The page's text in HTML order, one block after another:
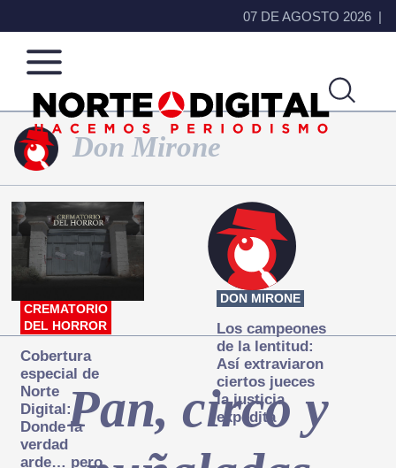
07 DE AGOSTO 2026
Norte
de
Ciudad
Juárez
Más
que
noticias,
hacemos periodismo
Don Mirone
CREMATORIO
DEL HORROR
Cobertura
especial de
Norte
Digital:
Donde la
verdad
arde… pero
DON MIRONE
Los campeones
de la lentitud:
Así extraviaron
ciertos jueces
la justicia
expedita
Pan, circo y